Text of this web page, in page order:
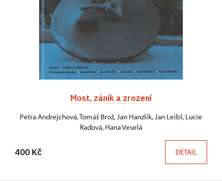
Most, zánik a zrození
Petra Andrejchová, Tomáš Brož, Jan Hanzlík, Jan Leibl, Lucie
Radová, Hana Veselá
400 Kč DETAIL